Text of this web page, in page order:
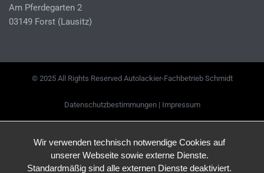
Am Pferdegarten 2
03149 Forst (Lausitz)
© 2025 All Rights Reserved Autolackier-Fachbetrieb Schmidt
Datenschutzbestimmungen| Impressum
Wir verwenden technisch notwendige Cookies auf
unserer Webseite sowie externe Dienste.
Standardmäßig sind alle externen Dienste deaktiviert.